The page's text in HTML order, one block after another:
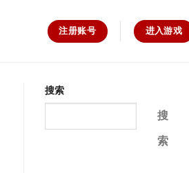
注册账号 进入游戏
搜索
搜
索